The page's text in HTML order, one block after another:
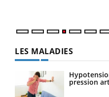
LES MALADIES
pression